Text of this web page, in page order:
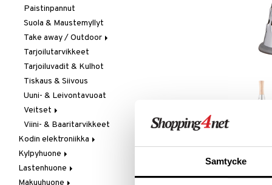
Samtycke
LISÄÄ TOIVELISTALLE
Snapsi- & Aveclasit
Viinilasit
Whiskey- & Konjakkilasit
Syvät lautaset
Paistinpannut
Suola & Maustemyllyt
Take away / Outdoor
Eväslaatikot
Pullot
Termoskannut
Termosmukit
Tarjoilutarvikkeet
Tarjoiluvadit & Kulhot
Tiskaus & Siivous
Uuni- & Leivontavuoat
Veitset
Erityisveitset
Keittiöveitset
Kuorinta- &
Vihannesveitset
Leikkuulaudat
Viini- & Baaritarvikkeet
Kodin elektroniikka
Ääni
Kylpyhuone
Kylpyhuoneen sisustus
Kylpyhuoneen tarvikkeita
Lastenhuone
Kylpyhuoneen koristelu
Makuuhuone